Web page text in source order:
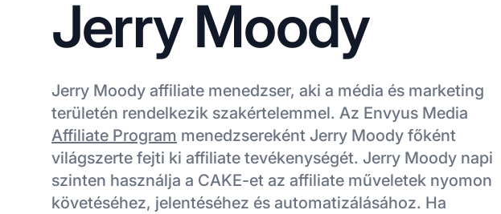
Jerry Moody
Jerry Moody affiliate menedzser, aki a média és marketing
területén rendelkezik szakértelemmel. Az Envyus Media
Affiliate Program menedzsereként Jerry Moody főként
világszerte fejti ki affiliate tevékenységét. Jerry Moody napi
szinten használja a CAKE-et az affiliate műveletek nyomon
követéséhez, jelentéséhez és automatizálásához. Ha